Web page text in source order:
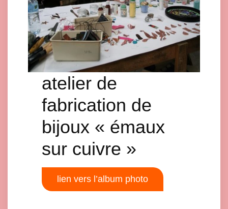
atelier de
fabrication de
bijoux « émaux
sur cuivre »
lien vers l’album photo